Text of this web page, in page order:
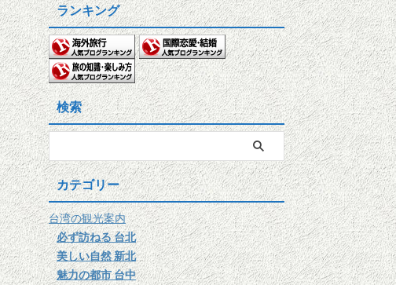
ランキング
検索
カテゴリー
台湾の観光案内
必ず訪ねる 台北
美しい自然 新北
魅力の都市 台中